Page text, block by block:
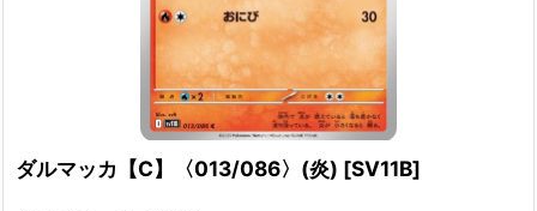
ダルマッカ【C】〈013/086〉(炎) [SV11B]